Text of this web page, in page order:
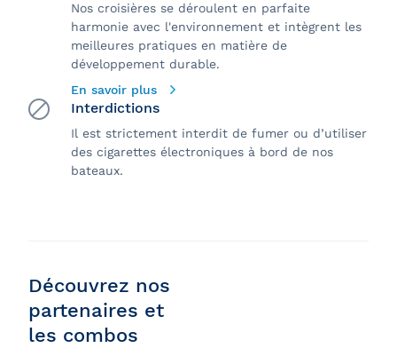
Nos croisières se déroulent en parfaite
harmonie avec l'environnement et intègrent les
meilleures pratiques en matière de
développement durable.
En savoir plus
Interdictions
Il est strictement interdit de fumer ou d’utiliser
des cigarettes électroniques à bord de nos
bateaux.
Découvrez nos
partenaires et
les combos